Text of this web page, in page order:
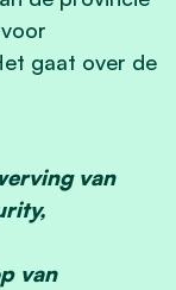
gaat over de
van
van